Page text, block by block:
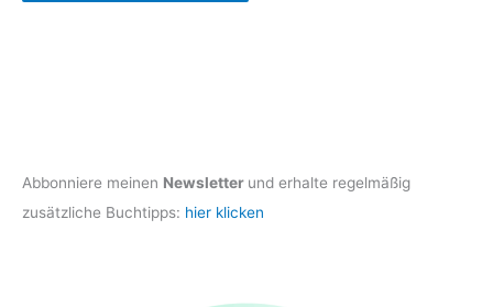
Abbonniere meinen Newsletter und erhalte regelmäßig
zusätzliche Buchtipps: hier klicken